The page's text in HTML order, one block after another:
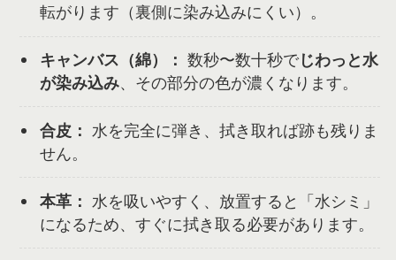
転がります（裏側に染み込みにくい）。
キャンバス（綿）： 数秒〜数十秒でじわっと水
が染み込み、その部分の色が濃くなります。
合皮：
水を完全に弾き、拭き取れば跡も残りま
せん。
本革：
水を吸いやすく、放置すると「水シミ」
になるため、すぐに拭き取る必要があります。